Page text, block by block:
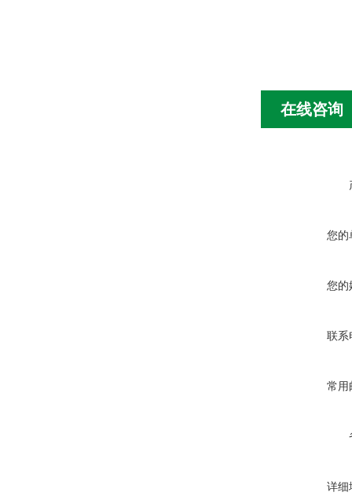
在线咨询
您的
您的
联系
常用
详细